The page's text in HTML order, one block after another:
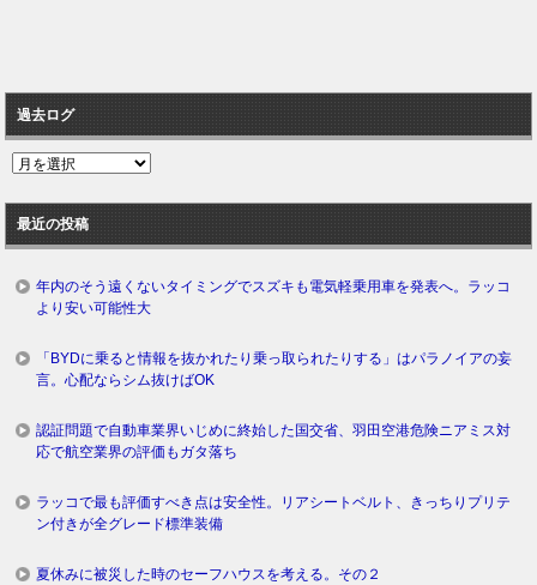
過去ログ
過
ロ
グ
最近の投稿
年内のそう遠くないタイミングでスズキも電気軽乗用車を発表へ。ラッコ
より安い可能性大
「BYDに乗ると情報を抜かれたり乗っ取られたりする」はパラノイアの妄
言。心配ならシム抜けばOK
認証問題で自動車業界いじめに終始した国交省、羽田空港危険ニアミス対
応で航空業界の評価もガタ落ち
ラッコで最も評価すべき点は安全性。リアシートベルト、きっちりプリテ
ン付きが全グレード標準装備
夏休みに被災した時のセーフハウスを考える。その２